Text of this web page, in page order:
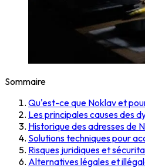
Sommaire
Qu'est-ce que Noklav et
Les principales causes des
Historique des adresses de
Solutions techniques pour
Risques juridiques et
Alternatives légales et